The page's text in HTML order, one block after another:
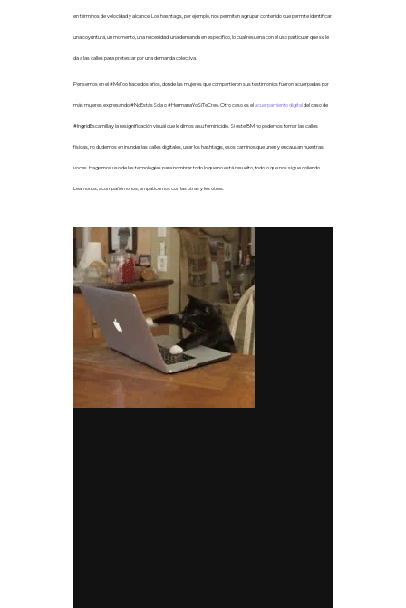
en términos de velocidad y alcance. Los hashtags, por ejemplo, nos permiten agrupar contenido que permite identificar
una coyuntura, un momento, una necesidad, una demanda en específico, lo cual resuena con el uso particular que se le
da a las calles para protestarporuna demanda colectiva.
Pensemos en el #MeToo hace dos años, donde las mujeres que compartieron sus testimoniosfueron acuerpadas por
másmujeres expresando #NoEstásSola o #HermanaYoSíTeCreo. Otro caso es elacuerpamiento digitaldel caso de
#IngridEscamilla y la resignificación visual que le dimos a su feminicidio. Si este 8M no podemos tomar las calles
físicas, no dudemos en inundar las calles digitales, usar los hashtags, esos caminos que unen y encausan nuestras
voces. Hagamos uso de las tecnologías para nombrar todo lo que no está resuelto, todo lo que nos sigue doliendo.
Leamonos, acompañémonos, empaticemos con las otras y les otres.